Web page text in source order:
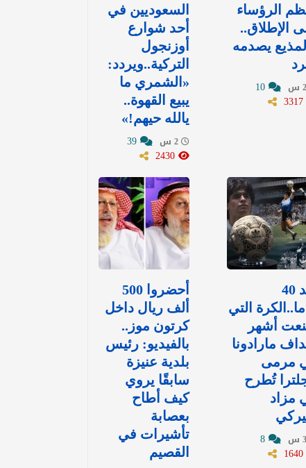
الرؤساء
الإطلاق..
يصدمه
السعوديين في
أحد شوارع
أوزنجول
التركية..ويردد:
«الشمري ما
يبيع القهوة..
يالله حيهم!»
بعد 40
التي
أشهر
مارادونا
مرمى
تُطرح
مزاد
أحضروا 500
ألف ريال داخل
كرتون موز..
بالفيديو: رئيس
بلدية عنيزة
سابقًا يروي
كيف أطاح
بعصابة
تأشيرات في
القصيم